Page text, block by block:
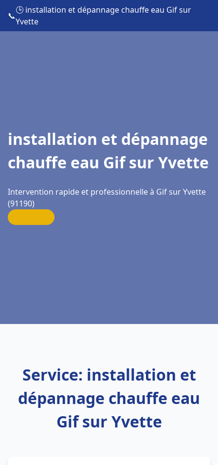
📞
🕒 installation et dépannage chauffe eau Gif sur
Yvette
installation et dépannage
chauffe eau Gif sur Yvette
Intervention rapide et professionnelle à Gif sur Yvette
(91190)
Service: installation et
dépannage chauffe eau
Gif sur Yvette